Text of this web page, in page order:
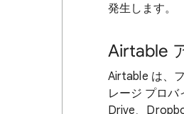
発生します。
Airtable
Airtable は、
レージ プロ
Drive、